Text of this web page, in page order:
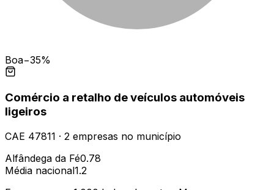
Boa−35%
Comércio a retalho de veículos automóveis
ligeiros
CAE 47811 · 2 empresas no município
Alfândega da Fé0.78
Média nacional1.2